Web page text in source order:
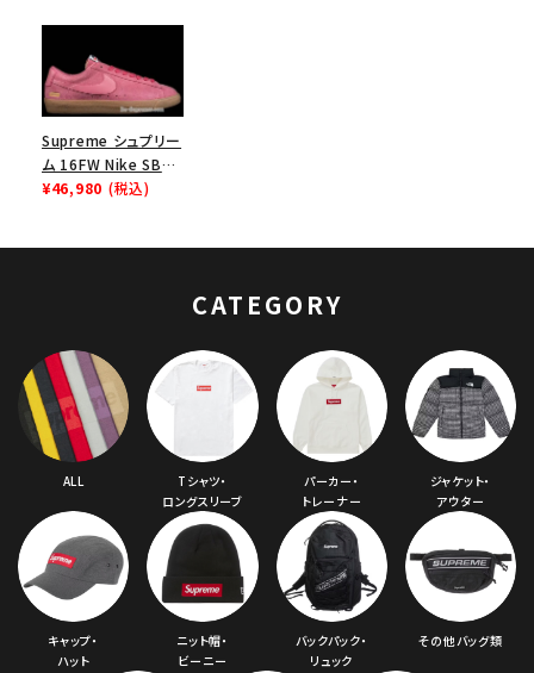
Supreme シュプリー
ム 16FW Nike SB
Blazer Low ナイキ
¥46,980 (税込)
CATEGORY
ALL
Tシャツ・
ロングスリーブ
パーカー・
トレーナー
ジャケット・
アウター
キャップ・
ハット
ニット帽・
ビーニー
バックパック・
リュック
その他バッグ類